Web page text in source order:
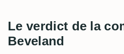
Le verdict de la
Beveland